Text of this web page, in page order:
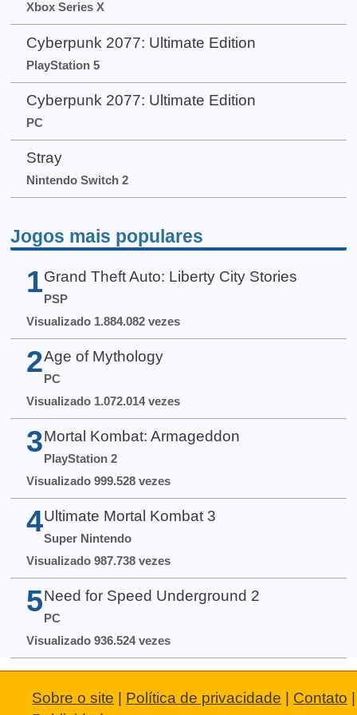
Xbox Series X
Cyberpunk 2077: Ultimate Edition
PlayStation 5
Cyberpunk 2077: Ultimate Edition
PC
Stray
Nintendo Switch 2
Jogos mais populares
1 Grand Theft Auto: Liberty City Stories
PSP
Visualizado 1.884.082 vezes
2 Age of Mythology
PC
Visualizado 1.072.014 vezes
3 Mortal Kombat: Armageddon
PlayStation 2
Visualizado 999.528 vezes
4 Ultimate Mortal Kombat 3
Super Nintendo
Visualizado 987.738 vezes
5 Need for Speed Underground 2
PC
Visualizado 936.524 vezes
Sobre o site Política de privacidade Contato